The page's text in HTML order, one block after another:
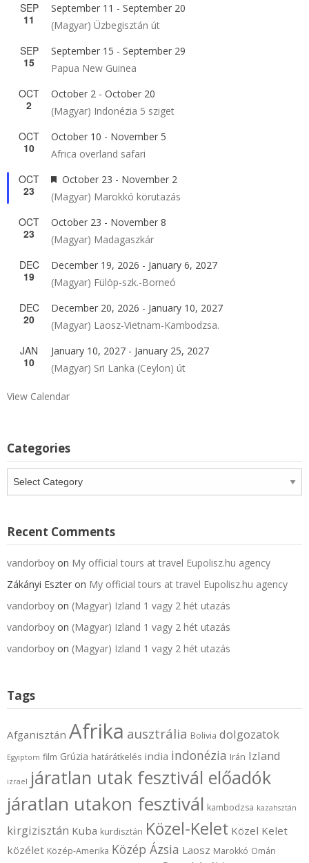
SEP
11
September 11 - September 20
(Magyar) Üzbegisztán út
SEP
15
September 15 - September 29
Papua New Guinea
OCT
2
October 2 - October 20
(Magyar) Indonézia 5 sziget
OCT
10
October 10 - November 5
Africa overland safari
OCT
23
Featured
October 23 - November 2
(Magyar) Marokkó körutazás
OCT
23
October 23 - November 8
(Magyar) Madagaszkár
DEC
19
December 19, 2026 - January 6, 2027
(Magyar) Fülöp-szk.-Borneó
DEC
20
December 20, 2026 - January 10, 2027
(Magyar) Laosz-Vietnam-Kambodzsa.
JAN
10
January 10, 2027 - January 25, 2027
(Magyar) Sri Lanka (Ceylon) út
View Calendar
Categories
Categories
Recent Comments
vandorboy on My official tours at travel Eupolisz.hu agency
Zákányi Eszter on My official tours at travel Eupolisz.hu agency
vandorboy on (Magyar) Izland 1 vagy 2 hét utazás
vandorboy on (Magyar) Izland 1 vagy 2 hét utazás
vandorboy on (Magyar) Izland 1 vagy 2 hét utazás
Tags
Afganisztán Afrika ausztrália Bolivia dolgozatok
Egyiptom film Grúzia határátkelés india indonézia Irán Izland
izrael járatlan utak fesztivál előadók
járatlan utakon fesztivál kambodzsa kazahsztán
kirgizisztán Kuba kurdisztán Közel-Kelet Közel Kelet
közélet Közép-Amerika Közép Ázsia Laosz Marokkó Omán